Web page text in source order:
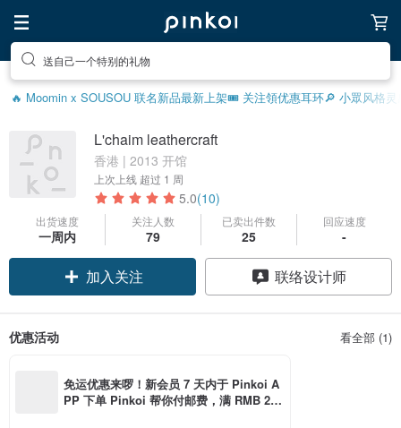
送自己一个特别的礼物
🔥 Moomin x SOUSOU 联名新品最新上架🎟️ 关注領优惠耳环🔎 小眾风格灵
L'chaim leathercraft
香港 | 2013 开馆
上次上线 超过 1 周
5.0(10)
出货速度
一周内
关注人数
79
已卖出件数
25
回应速度
-
加入关注 联络设计师
优惠活动 看全部 (1)
免运优惠来啰！新会员 7 天内于 Pinkoi A
PP 下单 Pinkoi 帮你付邮费，满 RMB 25